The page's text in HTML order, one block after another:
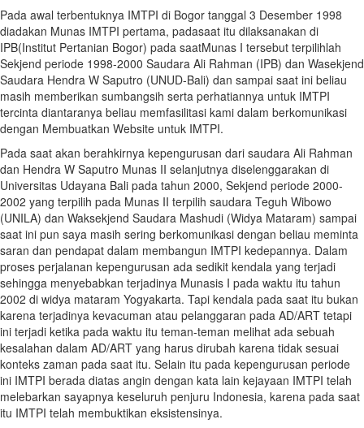
Pada awal terbentuknya IMTPI di Bogor tanggal 3 Desember 1998
diadakan Munas IMTPI pertama, padasaat itu dilaksanakan di
IPB(Institut Pertanian Bogor) pada saatMunas I tersebut terpilihlah
Sekjend periode 1998-2000 Saudara Ali Rahman (IPB) dan Wasekjend
Saudara Hendra W Saputro (UNUD-Bali) dan sampai saat ini beliau
masih memberikan sumbangsih serta perhatiannya untuk IMTPI
tercinta diantaranya beliau memfasilitasi kami dalam berkomunikasi
dengan Membuatkan Website untuk IMTPI.
Pada saat akan berahkirnya kepengurusan dari saudara Ali Rahman
dan Hendra W Saputro Munas II selanjutnya diselenggarakan di
Universitas Udayana Bali pada tahun 2000, Sekjend periode 2000-
2002 yang terpilih pada Munas II terpilih saudara Teguh Wibowo
(UNILA) dan Waksekjend Saudara Mashudi (Widya Mataram) sampai
saat ini pun saya masih sering berkomunikasi dengan beliau meminta
saran dan pendapat dalam membangun IMTPI kedepannya. Dalam
proses perjalanan kepengurusan ada sedikit kendala yang terjadi
sehingga menyebabkan terjadinya Munasis I pada waktu itu tahun
2002 di widya mataram Yogyakarta. Tapi kendala pada saat itu bukan
karena terjadinya kevacuman atau pelanggaran pada AD/ART tetapi
ini terjadi ketika pada waktu itu teman-teman melihat ada sebuah
kesalahan dalam AD/ART yang harus dirubah karena tidak sesuai
konteks zaman pada saat itu. Selain itu pada kepengurusan periode
ini IMTPI berada diatas angin dengan kata lain kejayaan IMTPI telah
melebarkan sayapnya keseluruh penjuru Indonesia, karena pada saat
itu IMTPI telah membuktikan eksistensinya.